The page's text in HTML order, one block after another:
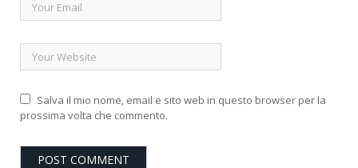
Salva il mio nome, email e sito web in questo browser per la
prossima volta che commento.